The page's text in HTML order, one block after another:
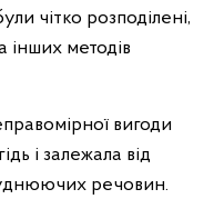
чітко розподілені,
інших методів
вигоди
і залежала від
речовин.